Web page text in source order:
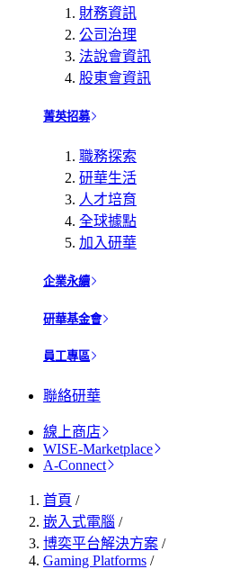
財務資訊
公司治理
法說會資訊
股東會資訊
菁英招募
職務探索
研華生活
人才培育
全球據點
加入研華
企業永續
研華基金會
員工專區
聯絡研華
線上商店
WISE-Marketplace
A-Connect
首頁 /
嵌入式電腦 /
博奕平台解決方案 /
Gaming Platforms /